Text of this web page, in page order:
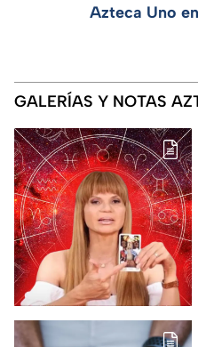
Azteca Uno
GALERÍAS Y NOTAS